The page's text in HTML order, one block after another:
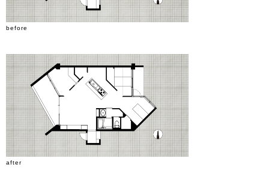
before
after